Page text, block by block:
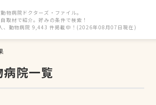
物病院ドクターズ・ファイル。
取材で紹介。好みの条件で検索！
、動物病院 9,443 件掲載中！(2026年08月07日現在)
院一覧